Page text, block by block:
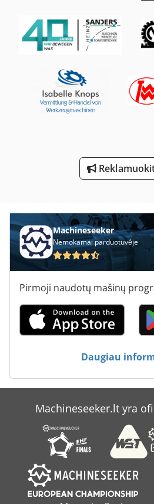
Meh 5 2 1 8 B
Perforavimo Ir Pjaustymo
Ro Šlifavimo Staklės
Tekinimo Su Skaitmeniniu
Machineseeker
Nemokamai parduotuvėje
Pirmoji naudotų mašinų
Daugiau
Machineseeker.lt yra